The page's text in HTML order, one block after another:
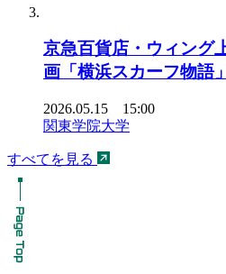
京急百貨店・ウィング
画「横浜スカーフ物語
2026.05.15 15:00
関東学院大学
すべてを見る